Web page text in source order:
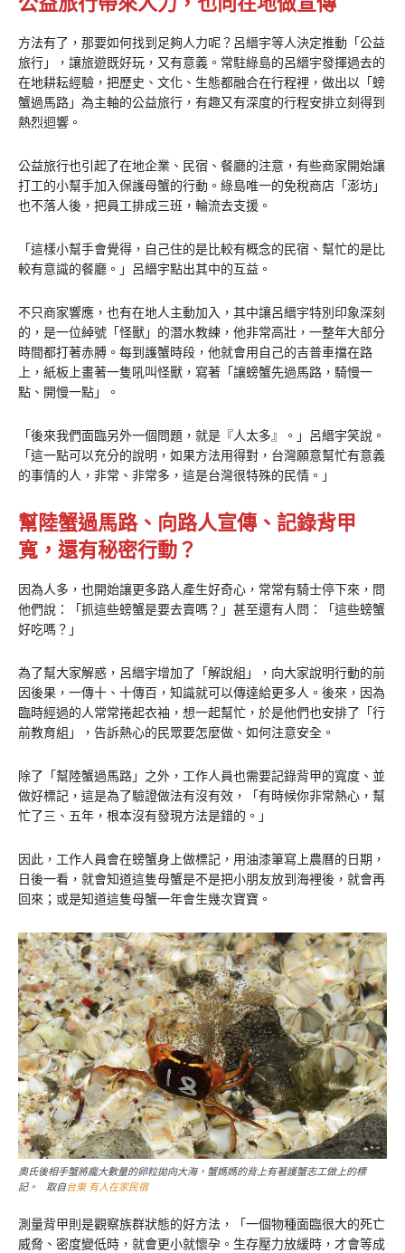
方法有了，那要如何找到足夠人力呢？呂縉宇等人決定推動「公益
旅行」，讓旅遊既好玩，又有意義。常駐綠島的呂縉宇發揮過去的
在地耕耘經驗，把歷史、文化、生態都融合在行程裡，做出以「螃
蟹過馬路」為主軸的公益旅行，有趣又有深度的行程安排立刻得到
熱烈迴響。
公益旅行也引起了在地企業、民宿、餐廳的注意，有些商家開始讓
打工的小幫手加入保護母蟹的行動。綠島唯一的免稅商店「澎坊」
也不落人後，把員工排成三班，輪流去支援。
「這樣小幫手會覺得，自己住的是比較有概念的民宿、幫忙的是比
較有意識的餐廳。」呂縉宇點出其中的互益。
不只商家響應，也有在地人主動加入，其中讓呂縉宇特別印象深刻
的，是一位綽號「怪獸」的潛水教練，他非常高壯，一整年大部分
時間都打著赤膊。每到護蟹時段，他就會用自己的吉普車擋在路
上，紙板上畫著一隻吼叫怪獸，寫著「讓螃蟹先過馬路，騎慢一
點、開慢一點」。
「後來我們面臨另外一個問題，就是『人太多』。」呂縉宇笑說。
「這一點可以充分的說明，如果方法用得對，台灣願意幫忙有意義
的事情的人，非常、非常多，這是台灣很特殊的民情。」
幫陸蟹過馬路、向路人宣傳、記錄背甲
寬，還有秘密行動？
因為人多，也開始讓更多路人產生好奇心，常常有騎士停下來，問
他們說：「抓這些螃蟹是要去賣嗎？」甚至還有人問：「這些螃蟹
好吃嗎？」
為了幫大家解惑，呂縉宇增加了「解說組」，向大家說明行動的前
因後果，一傳十、十傳百，知識就可以傳達給更多人。後來，因為
臨時經過的人常常捲起衣袖，想一起幫忙，於是他們也安排了「行
前教育組」，告訴熱心的民眾要怎麼做、如何注意安全。
除了「幫陸蟹過馬路」之外，工作人員也需要記錄背甲的寬度、並
做好標記，這是為了驗證做法有沒有效，「有時候你非常熱心，幫
忙了三、五年，根本沒有發現方法是錯的。」
因此，工作人員會在螃蟹身上做標記，用油漆筆寫上農曆的日期，
日後一看，就會知道這隻母蟹是不是把小朋友放到海裡後，就會再
回來；或是知道這隻母蟹一年會生幾次寶寶。
奧氏後相手蟹將龐大數量的卵粒拋向大海，蟹媽媽的背上有著護蟹志工做上的標
記。 取自台東 有人在家民宿
測量背甲則是觀察族群狀態的好方法，「一個物種面臨很大的死亡
威脅、密度變低時，就會更小就懷孕。生存壓力放緩時，才會等成